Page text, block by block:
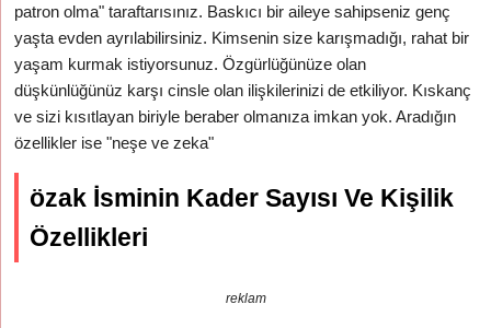
patron olma" taraftarısınız. Baskıcı bir aileye sahipseniz genç
yaşta evden ayrılabilirsiniz. Kimsenin size karışmadığı, rahat bir
yaşam kurmak istiyorsunuz. Özgürlüğünüze olan
düşkünlüğünüz karşı cinsle olan ilişkilerinizi de etkiliyor. Kıskanç
ve sizi kısıtlayan biriyle beraber olmanıza imkan yok. Aradığın
özellikler ise "neşe ve zeka"
özak İsminin Kader Sayısı Ve Kişilik
Özellikleri
reklam